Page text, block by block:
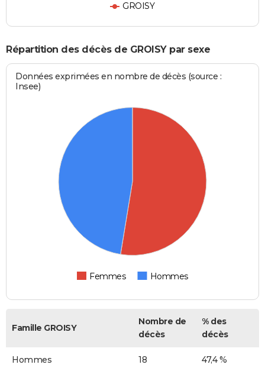
GROISY
Répartition des décès de GROISY par sexe
Données exprimées en nombre de décès (source :
Insee)
Femmes Hommes
Famille GROISY
Nombre de
décès
% des
décès
Hommes 18 47,4 %